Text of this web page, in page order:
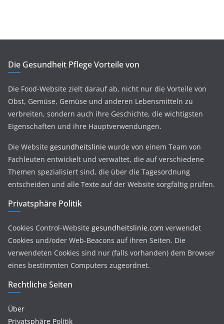
Die Gesundheit Pflege Vorteile von
Die Food-Website zielt darauf ab, nicht nur die Vorteile von
Obst, Gemüse, Gemüse und anderen Lebensmitteln zu
verbreiten, sondern auch ihre Geschichte, die wichtigsten
Eigenschaften und ihre Hauptverwendungen.
Die Website gesundheitslinie wurde von einem Team von
Fachleuten entwickelt und verwaltet, die auf verschiedene
Themen spezialisiert sind, die über die Tagesordnung
entscheiden und alle Texte auf der Website sorgfältig prüfen.
Privatsphäre Politik
Cookies Control-Website gesundheitslinie.com verwendet
Cookies und/oder Web-Beacons auf ihren Seiten. Die
verwendeten Cookies sind nur (falls vorhanden) dem Browser
eines bestimmten Computers zugeordnet.
Rechtliche Seiten
Über
Privatsphäre Politik